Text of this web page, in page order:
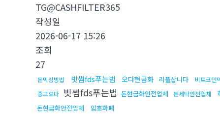
TG@CASHFILTER365
작성일
2026-06-17 15:26
조회
27
돈믹싱방법 빗썸fds푸는법 오다현금화 리플삽니다 비트코인
중고오다 빗썸fds푸는법 돈현금화안전업체 돈세탁안전업체
돈현금화안전업체
암호화폐